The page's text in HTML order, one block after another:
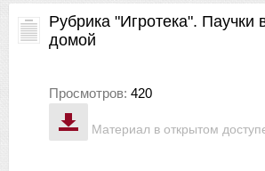
Материал в открытом
Рубрика "Игротека". Паучки
домой
Просмотров: 420